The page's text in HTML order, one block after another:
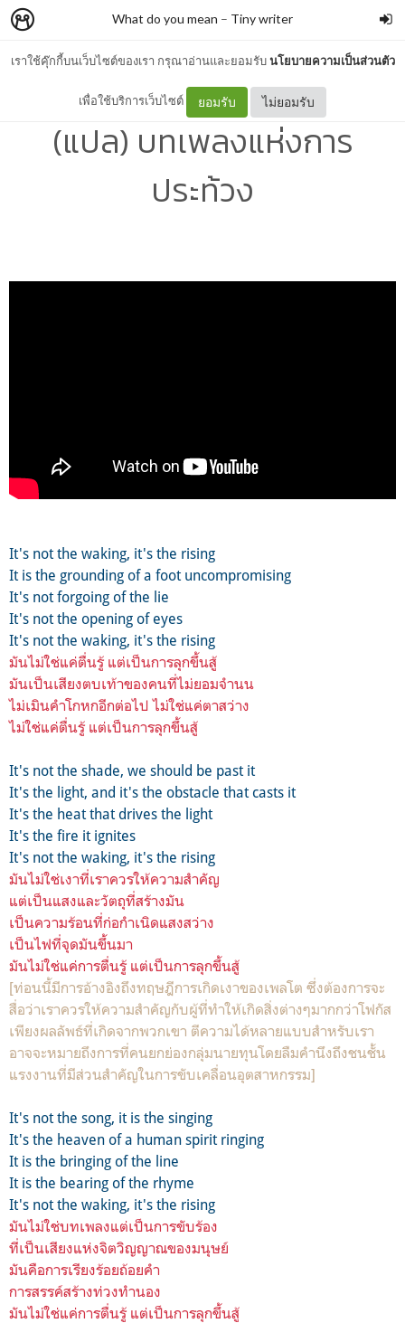
เราใช้คุ๊กกี้บนเว็บไซต์ของเรา กรุณาอ่านและยอมรับนโยบายความเป็นส่วนตัว
เพื่อใช้บริการเว็บไซต์ ยอมรับ ไม่ยอมรับ
What do you mean – Tiny writer
Nina cried power - Hozier
(แปล) บทเพลงแห่งการ
ประท้วง
It's not the waking, it's the rising
It is the grounding of a foot uncompromising
It's not forgoing of the lie
It's not the opening of eyes
It's not the waking, it's the rising
มันไม่ใช่แค่ตื่นรู้ แต่เป็นการลุกขึ้นสู้
มันเป็นเสียงตบเท้าของคนที่ไม่ยอมจำนน
ไม่เมินคำโกหกอีกต่อไป ไม่ใช่แค่ตาสว่าง
ไม่ใช่แค่ตื่นรู้ แต่เป็นการลุกขึ้นสู้
It's not the shade, we should be past it
It's the light, and it's the obstacle that casts it
It's the heat that drives the light
It's the fire it ignites
It's not the waking, it's the rising
มันไม่ใช่เงาที่เราควรให้ความสำคัญ
แต่เป็นแสงและวัตถุที่สร้างมัน
เป็นความร้อนที่ก่อกำเนิดแสงสว่าง
เป็นไฟที่จุดมันขึ้นมา
มันไม่ใช่แค่การตื่นรู้ แต่เป็นการลุกขึ้นสู้
[ท่อนนี้มีการอ้างอิงถึงทฤษฎีการเกิดเงาของเพลโต ซึ่งต้องการจะ
สื่อว่าเราควรให้ความสำคัญกับผู้ที่ทำให้เกิดสิ่งต่างๆมากกว่าโฟกัส
เพียงผลลัพธ์ที่เกิดจากพวกเขา ตีความได้หลายแบบสำหรับเรา
อาจจะหมายถึงการที่คนยกย่องกลุ่มนายทุนโดยลืมคำนึงถึงชนชั้น
แรงงานที่มีส่วนสำคัญในการขับเคลื่อนอุตสาหกรรม]
It's not the song, it is the singing
It's the heaven of a human spirit ringing
It is the bringing of the line
It is the bearing of the rhyme
It's not the waking, it's the rising
มันไม่ใช่บทเพลงแต่เป็นการขับร้อง
ที่เป็นเสียงแห่งจิตวิญญาณของมนุษย์
มันคือการเรียงร้อยถ้อยคำ
การสรรค์สร้างท่วงทำนอง
มันไม่ใช่แค่การตื่นรู้ แต่เป็นการลุกขึ้นสู้